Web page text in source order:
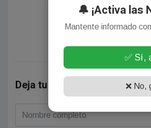
¡Sin
Deja tu comentario
🔔 ¡Activa
Mantente informado
✅ Sí,
❌ No,